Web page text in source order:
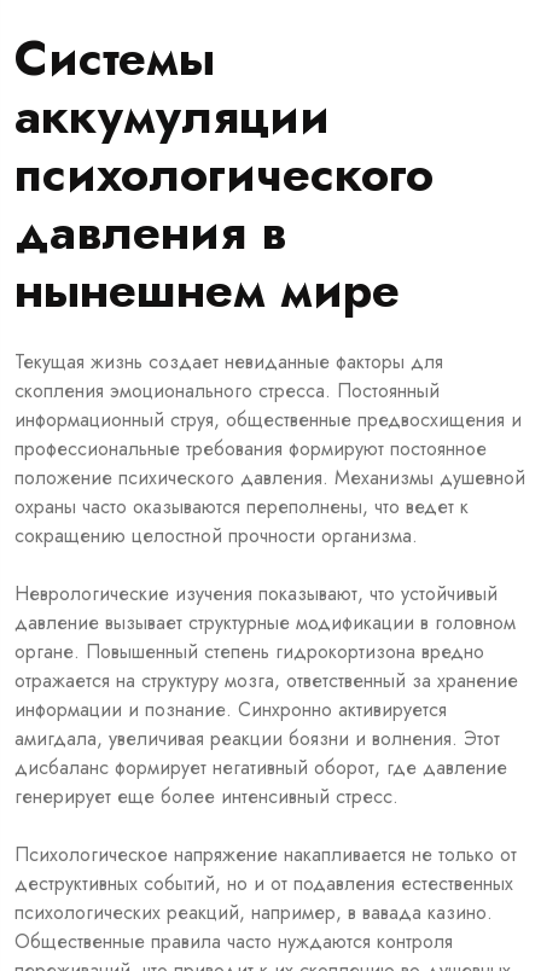
Системы
аккумуляции
психологического
давления в
нынешнем мире
Текущая жизнь создает невиданные факторы для
скопления эмоционального стресса. Постоянный
информационный струя, общественные предвосхищения и
профессиональные требования формируют постоянное
положение психического давления. Механизмы душевной
охраны часто оказываются переполнены, что ведет к
сокращению целостной прочности организма.
Неврологические изучения показывают, что устойчивый
давление вызывает структурные модификации в головном
органе. Повышенный степень гидрокортизона вредно
отражается на структуру мозга, ответственный за хранение
информации и познание. Синхронно активируется
амигдала, увеличивая реакции боязни и волнения. Этот
дисбаланс формирует негативный оборот, где давление
генерирует еще более интенсивный стресс.
Психологическое напряжение накапливается не только от
деструктивных событий, но и от подавления естественных
психологических реакций, например, в вавада казино.
Общественные правила часто нуждаются контроля